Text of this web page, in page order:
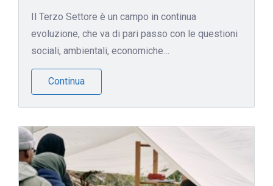
Il Terzo Settore è un campo in continua
evoluzione, che va di pari passo con le questioni
sociali, ambientali, economiche…
Continua